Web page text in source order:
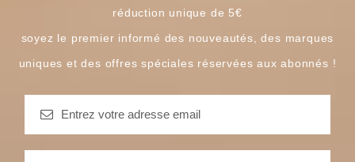
réduction unique de 5€
soyez le premier informé des nouveautés, des marques
uniques et des offres spéciales réservées aux abonnés !